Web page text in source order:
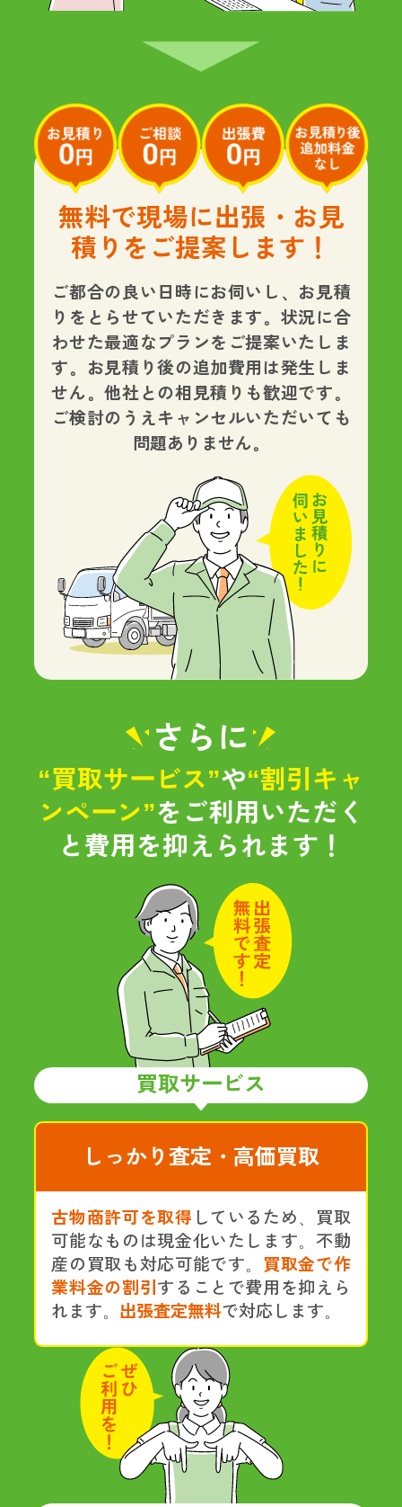
無料で現場に出張・お見
積りをご提案します！
ご都合の良い日時にお伺いし、お見積
りをとらせていただきます。状況に合
わせた最適なプランをご提案いたしま
す。
お見積り後の追加費用は発生しま
せん。他社との相見積りも歓迎です。
ご検討のうえキャンセルいただいても
問題ありません。
さらに
“買取サービス”や“割引キャ
ンペーン”をご利用いただく
と費用を抑えられます！
買取サービス
しっかり査定・高価買取
古物商許可を取得 しているため、買取
可能なものは現金化いたします。不動
産の買取も対応可能です。 買取金で作
業料金の割引 することで費用を抑えら
れます。 出張査定無料で対応します。